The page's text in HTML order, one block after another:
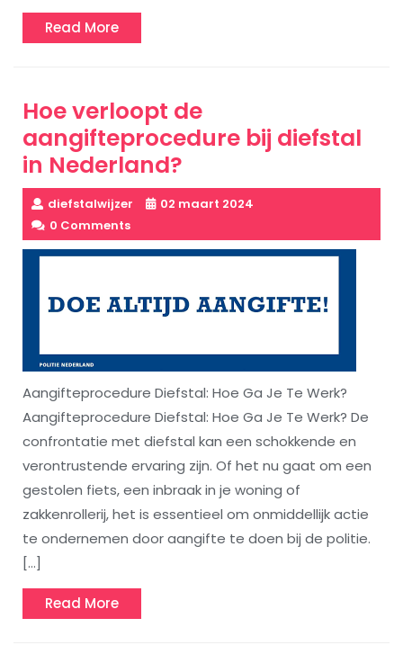
Read MoreRead
More
Hoe verloopt de
aangifteprocedure bij diefstal
in Nederland?
diefstalwijzer
02 maart 2024
0 Comments
Aangifteprocedure Diefstal: Hoe Ga Je Te Werk?
Aangifteprocedure Diefstal: Hoe Ga Je Te Werk? De
confrontatie met diefstal kan een schokkende en
verontrustende ervaring zijn. Of het nu gaat om een
gestolen fiets, een inbraak in je woning of
zakkenrollerij, het is essentieel om onmiddellijk actie
te ondernemen door aangifte te doen bij de politie.
[…]
Read MoreRead
More